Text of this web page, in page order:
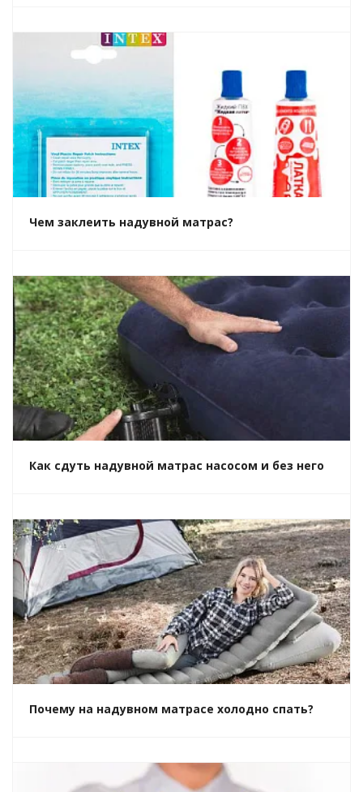
Чем заклеить надувной матрас?
Как сдуть надувной матрас насосом и без него
Почему на надувном матрасе холодно спать?